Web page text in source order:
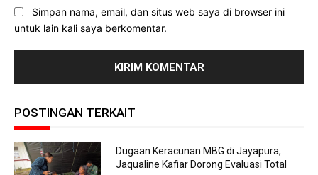
Simpan nama, email, dan situs web saya di browser ini
untuk lain kali saya berkomentar.
POSTINGAN TERKAIT
Dugaan Keracunan MBG di Jayapura,
Jaqualine Kafiar Dorong Evaluasi Total